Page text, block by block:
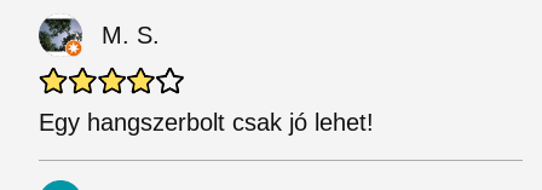
M. S.
Egy hangszerbolt csak jó lehet!